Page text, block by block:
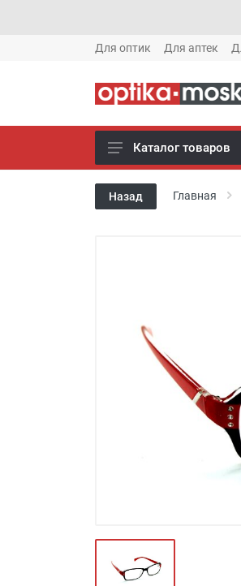
Для оптик Для аптек
Новое готовые очки
Новое солнце (1613)
Известные бренды (212)
Футляры и мешки (1412)
Красота и здоровье
Атрибуты для оптики
Каталог товаров
Назад Главная